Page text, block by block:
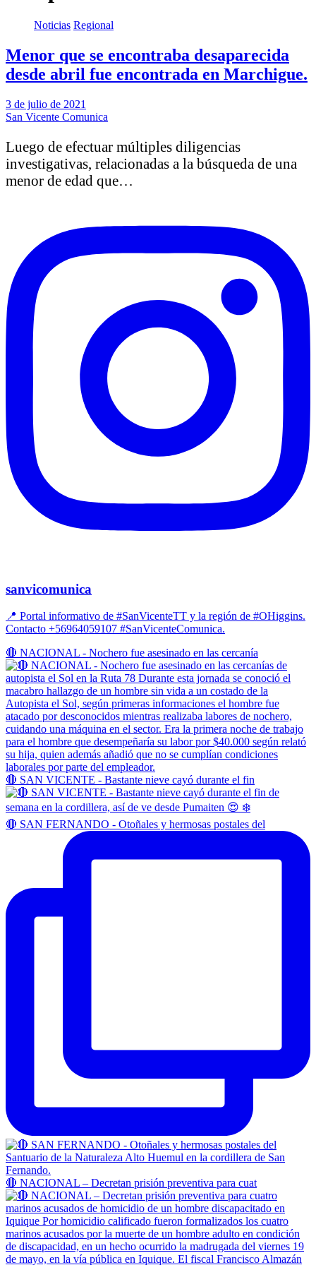
Noticias Regional
Menor que se encontraba desaparecida
desde abril fue encontrada en Marchigue.
3 de julio de 2021
San Vicente Comunica
Luego de efectuar múltiples diligencias
investigativas, relacionadas a la búsqueda de una
menor de edad que…
sanvicomunica
📍 Portal informativo de #SanVicenteTT y la región de #OHiggins.
Contacto +56964059107 #SanVicenteComunica.
🔴 NACIONAL - Nochero fue asesinado en las cercanía
🔴 SAN VICENTE - Bastante nieve cayó durante el fin
🔴 SAN FERNANDO - Otoñales y hermosas postales del
🔴 NACIONAL – Decretan prisión preventiva para cuat